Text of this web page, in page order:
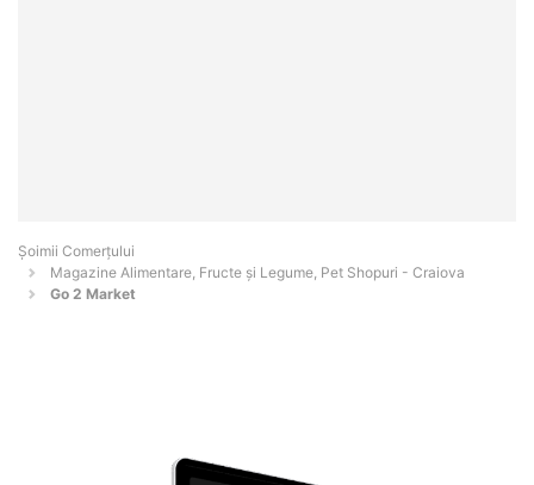
Șoimii Comerțului
Magazine Alimentare, Fructe și Legume, Pet Shopuri - Craiova
Go 2 Market